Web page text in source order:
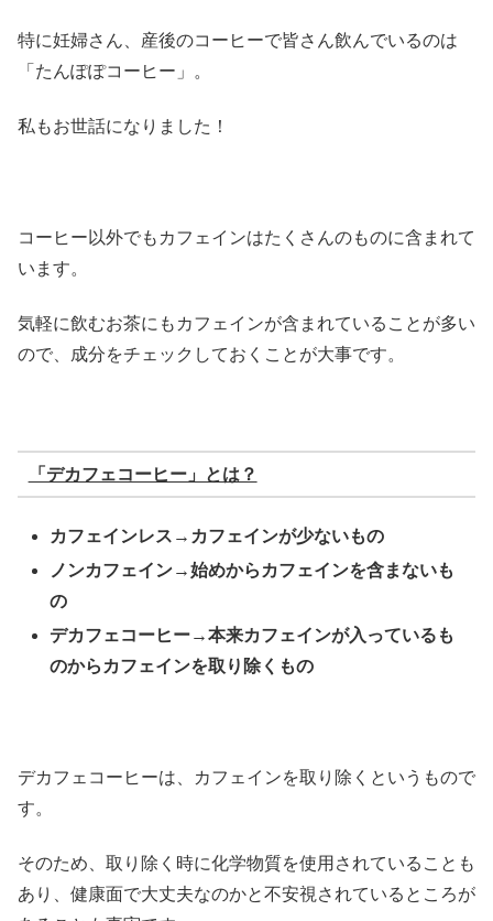
特に妊婦さん、産後のコーヒーで皆さん飲んでいるのは
「たんぽぽコーヒー」。
私もお世話になりました！
コーヒー以外でもカフェインはたくさんのものに含まれて
います。
気軽に飲むお茶にもカフェインが含まれていることが多い
ので、成分をチェックしておくことが大事です。
「デカフェコーヒー」とは？
カフェインレス→カフェインが少ないもの
ノンカフェイン→始めからカフェインを含まないも
の
デカフェコーヒー→本来カフェインが入っているも
のからカフェインを取り除くもの
デカフェコーヒーは、カフェインを取り除くというもので
す。
そのため、取り除く時に化学物質を使用されていることも
あり、健康面で大丈夫なのかと不安視されているところが